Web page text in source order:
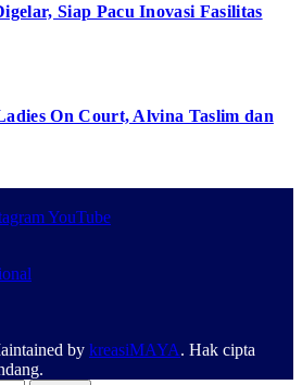
Siap Pacu Inovasi Fasilitas
On Court, Alvina Taslim dan
YouTube
by kreasiMAYA. Hak cipta